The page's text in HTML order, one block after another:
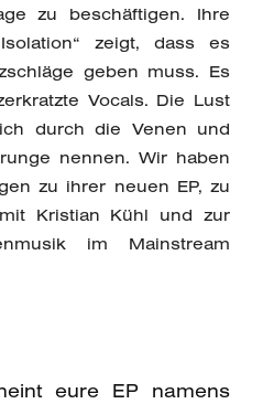
zu beschäftigen. Ihre
zeigt, dass es
geben muss. Es
Vocals. Die Lust
durch die Venen und
nennen. Wir haben
zu ihrer neuen EP, zu
Kristian Kühl und zur
im Mainstream
eure EP namens